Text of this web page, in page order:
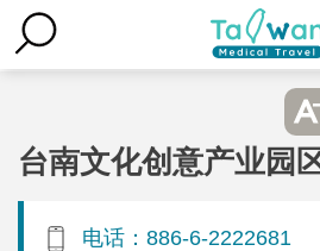
台南文化创意产业园
电话：886-6-2222681